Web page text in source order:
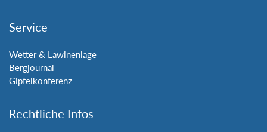
Service
Wetter & Lawinenlage
Bergjournal
Gipfelkonferenz
Rechtliche Infos